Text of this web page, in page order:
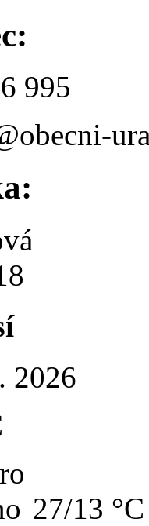
995
2026
27/13 °C